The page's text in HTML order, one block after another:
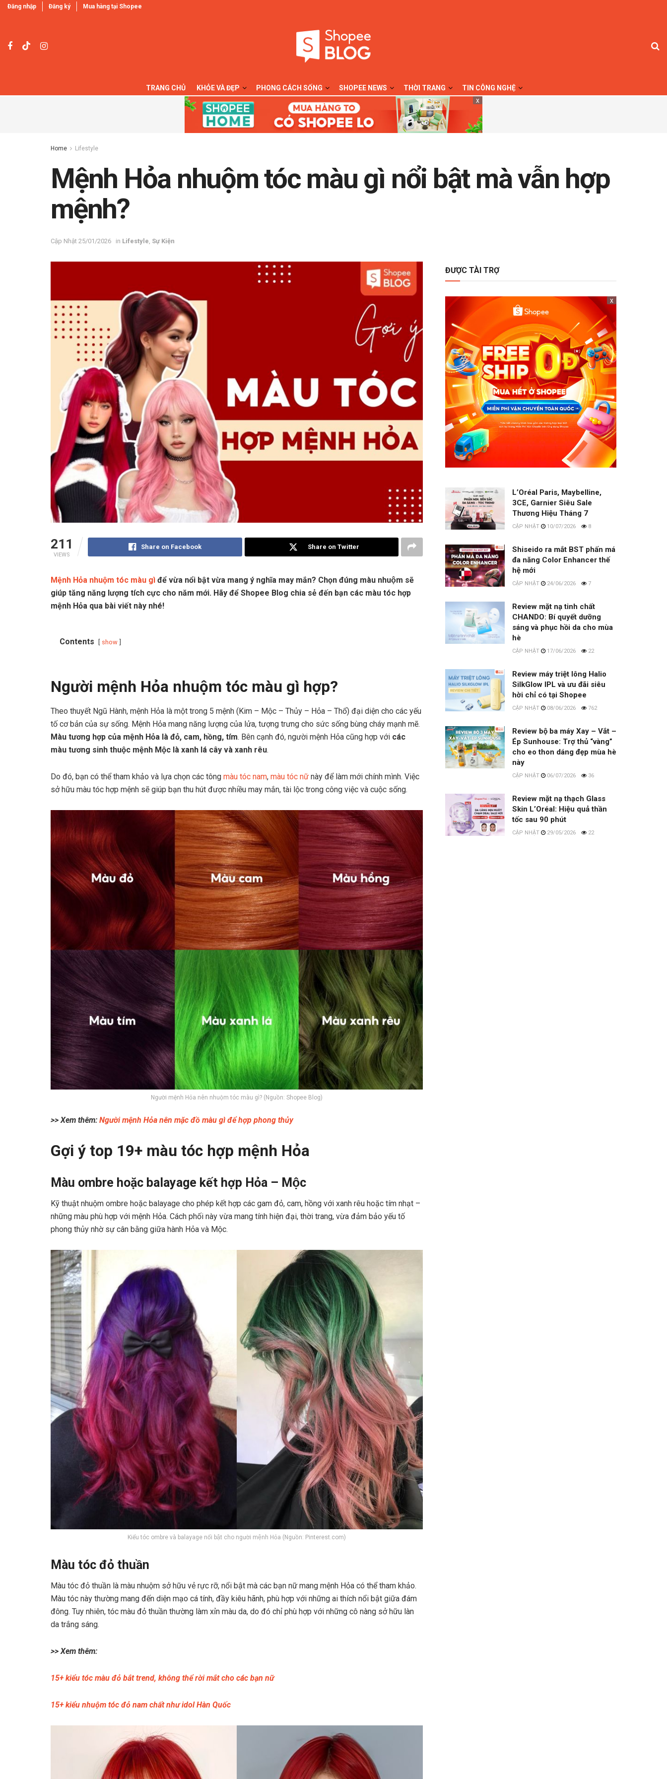
Đăng nhập Đăng ký Mua hàng tại Shopee
TRANG CHỦ KHỎE VÀ ĐẸP PHONG CÁCH SỐNG SHOPEE NEWS THỜI TRANG
TIN CÔNG NGHỆ
x
Home Lifestyle
Mệnh Hỏa nhuộm tóc màu gì nổi bật mà vẫn hợp
mệnh?
25/01/2026 in Lifestyle Sự Kiện
211
VIEWS
Share on Facebook Share on Twitter
Mệnh Hỏa nhuộm tóc màu gì để vừa nổi bật vừa mang ý nghĩa may mắn? Chọn đúng màu nhuộm sẽ
giúp tăng năng lượng tích cực cho năm mới. Hãy để Shopee Blog chia sẻ đến bạn các màu tóc hợp
mệnh Hỏa qua bài viết này nhé!
Contents show
Người mệnh Hỏa nhuộm tóc màu gì hợp?
Theo thuyết Ngũ Hành, mệnh Hỏa là một trong 5 mệnh (Kim – Mộc – Thủy – Hỏa – Thổ) đại diện cho các yếu
tố cơ bản của sự sống. Mệnh Hỏa mang năng lượng của lửa, tượng trưng cho sức sống bùng cháy mạnh mẽ.
Màu tương hợp của mệnh Hỏa là đỏ, cam, hồng, tím. Bên cạnh đó, người mệnh Hỏa cũng hợp với các
màu tương sinh thuộc mệnh Mộc là xanh lá cây và xanh rêu.
Do đó, bạn có thể tham khảo và lựa chọn các tông màu tóc nam, màu tóc nữ này để làm mới chính mình. Việc
sở hữu màu tóc hợp mệnh sẽ giúp bạn thu hút được nhiều may mắn, tài lộc trong công việc và cuộc sống.
Người mệnh Hỏa nên nhuộm tóc màu gì? (Nguồn: Shopee Blog)
>> Xem thêm: Người mệnh Hỏa nên mặc đồ màu gì để hợp phong thủy
Gợi ý top 19+ màu tóc hợp mệnh Hỏa
Màu ombre hoặc balayage kết hợp Hỏa – Mộc
Kỹ thuật nhuộm ombre hoặc balayage cho phép kết hợp các gam đỏ, cam, hồng với xanh rêu hoặc tím nhạt –
những màu phù hợp với mệnh Hỏa. Cách phối này vừa mang tính hiện đại, thời trang, vừa đảm bảo yếu tố
phong thủy nhờ sự cân bằng giữa hành Hỏa và Mộc.
Kiểu tóc ombre và balayage nổi bật cho người mệnh Hỏa (Nguồn: Pinterest.com)
Màu tóc đỏ thuần
Màu tóc đỏ thuần là màu nhuộm sở hữu vẻ rực rỡ, nổi bật mà các bạn nữ mang mệnh Hỏa có thể tham khảo.
Màu tóc này thường mang đến diện mạo cá tính, đầy kiêu hãnh, phù hợp với những ai thích nổi bật giữa đám
đông. Tuy nhiên, tóc màu đỏ thuần thường làm xỉn màu da, do đó chỉ phù hợp với những cô nàng sở hữu làn
da trắng sáng.
>> Xem thêm:
15+ kiểu tóc màu đỏ bắt trend, không thể rời mắt cho các bạn nữ
15+ kiểu nhuộm tóc đỏ nam chất như idol Hàn Quốc
ĐƯỢC TÀI TRỢ
x
L’Oréal Paris, Maybelline,
3CE, Garnier Siêu Sale
Thương Hiệu Tháng 7
10/07/2026 8
Shiseido ra mắt BST phấn má
đa năng Color Enhancer thế
hệ mới
24/06/2026 7
Review mặt nạ tinh chất
CHANDO: Bí quyết dưỡng
sáng và phục hồi da cho mùa
hè
17/06/2026 22
Review máy triệt lông Halio
SilkGlow IPL và ưu đãi siêu
hời chỉ có tại Shopee
08/06/2026 762
Review bộ ba máy Xay – Vắt –
Ép Sunhouse: Trợ thủ “vàng”
cho eo thon dáng đẹp mùa hè
này
06/07/2026 36
Review mặt nạ thạch Glass
Skin L’Oréal: Hiệu quả thần
tốc sau 90 phút
29/05/2026 22